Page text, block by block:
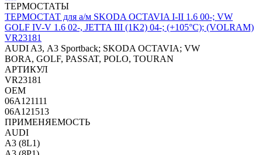
ТЕРМОСТАТЫ
ТЕРМОСТАТ для а/м SKODA OCTAVIA I-II 1.6 00-; VW
GOLF IV-V 1.6 02-, JETTA III (1K2) 04-; (+105°С); (VOLRAM)
VR23181
AUDI A3, A3 Sportback; SKODA OCTAVIA; VW
BORA, GOLF, PASSAT, POLO, TOURAN
АРТИКУЛ
VR23181
OEM
06A121111
06A121513
ПРИМЕНЯЕМОСТЬ
AUDI
A3 (8L1)